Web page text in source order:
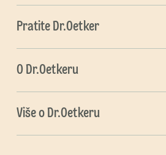
Pratite Dr.Oetker
O Dr.Oetkeru
Više o Dr.Oetkeru